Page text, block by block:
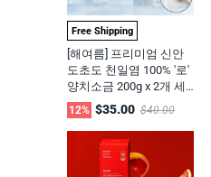
Free Shipping
[해여름] 프리미엄 신안
도초도 천일염 100% '로'
양치소금 200g x 2개 세
트 #식용등급소금 #천연
구강케어 Dental Sea Sal
t 2 Pack
12% $35.00 $40.00